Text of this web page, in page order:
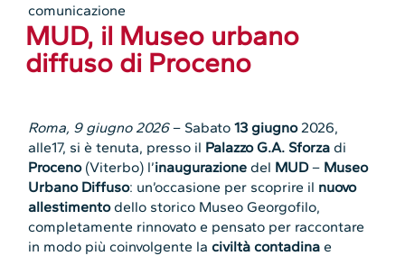
comunicazione
MUD, il Museo urbano
diffuso di Proceno
Roma, 9 giugno 2026– Sabato13 giugno2026,
alle17, si è tenuta, presso il Palazzo G.A. Sforza di
Proceno (Viterbo) l’inaugurazione del MUD– Museo
Urbano Diffuso: un’occasione per scoprire il nuovo
allestimentodello storico Museo Georgofilo,
completamente rinnovato e pensato per raccontare
in modo più coinvolgente laciviltà contadina e